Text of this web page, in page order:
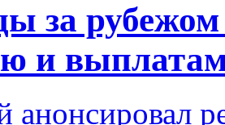
за рубежом
и